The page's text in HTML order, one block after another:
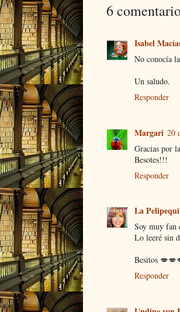
6
Isabel
No conocía
Un saludo.
Responder
Margari 20
Gracias por
Besotes!!!
Responder
La
Soy muy fan
Lo leeré sin
Besitos
Responder